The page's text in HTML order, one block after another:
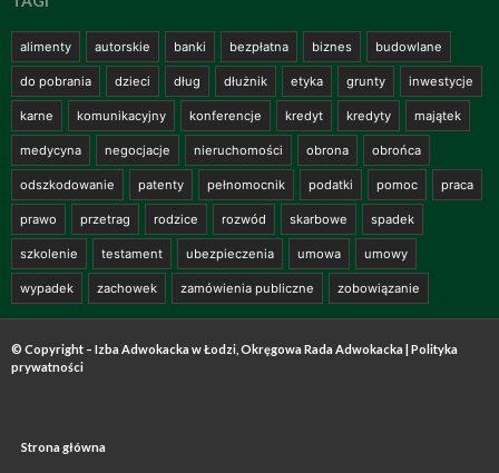
alimenty autorskie banki bezpłatna biznes budowlane
do pobrania dzieci dług dłużnik etyka grunty inwestycje
karne komunikacyjny konferencje kredyt kredyty majątek
medycyna negocjacje nieruchomości obrona obrońca
odszkodowanie patenty pełnomocnik podatki pomoc praca
prawo przetrag rodzice rozwód skarbowe spadek
szkolenie testament ubezpieczenia umowa umowy
wypadek zachowek zamówienia publiczne zobowiązanie
© Copyright – Izba Adwokacka w Łodzi, Okręgowa Rada Adwokacka | Polityka
prywatności
Strona główna